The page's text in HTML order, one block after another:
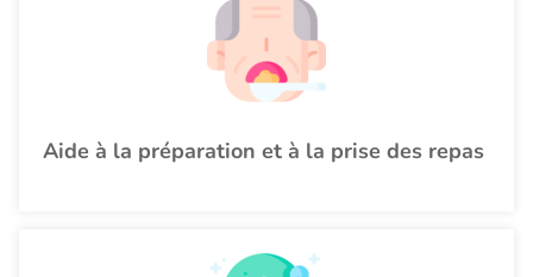
Aide à la préparation et à la prise des repas